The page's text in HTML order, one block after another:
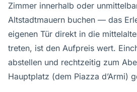
Zimmer innerhalb oder
Altstadtmauern buchen — das
eigenen Tür direkt in die
treten, ist den Aufpreis wert.
abstellen und rechtzeitig zum
Hauptplatz (dem Piazza d’Armi)